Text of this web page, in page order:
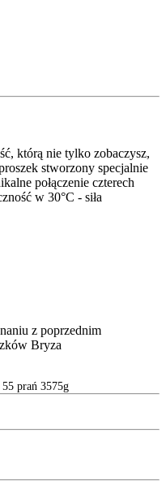
którą nie tylko zobaczysz,
stworzony specjalnie
połączenie czterech
w 30°C - siła
z poprzednim
Bryza
prań 3575g